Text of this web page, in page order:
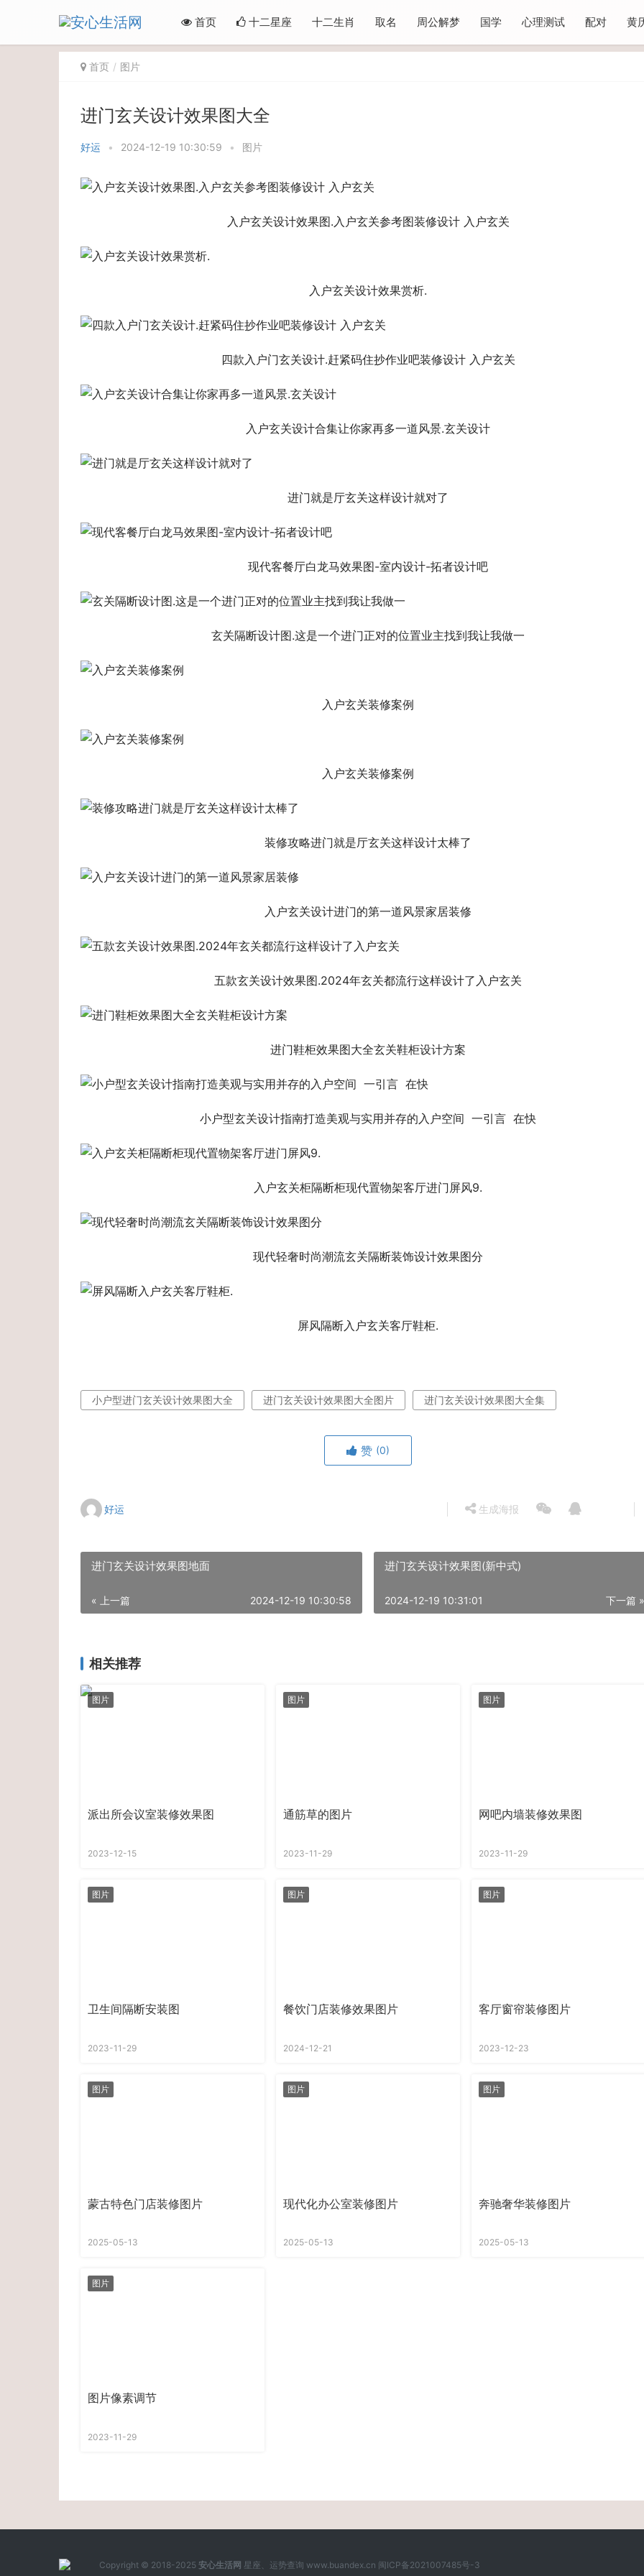
首页 十二星座 十二生肖 取名 周公解梦 国学 心理测试 配对 黄
首页 图片
进门玄关设计效果图大全
好运 • 2024-12-19 10:30:59 • 图片
入户玄关设计效果图.入户玄关参考图装修设计 入户玄关
入户玄关设计效果赏析.
四款入户门玄关设计.赶紧码住抄作业吧装修设计 入户玄关
入户玄关设计合集让你家再多一道风景.玄关设计
进门就是厅玄关这样设计就对了
现代客餐厅白龙马效果图-室内设计-拓者设计吧
玄关隔断设计图.这是一个进门正对的位置业主找到我让我做一
入户玄关装修案例
入户玄关装修案例
装修攻略进门就是厅玄关这样设计太棒了
入户玄关设计进门的第一道风景家居装修
五款玄关设计效果图.2024年玄关都流行这样设计了入户玄关
进门鞋柜效果图大全玄关鞋柜设计方案
小户型玄关设计指南打造美观与实用并存的入户空间  一引言  在快
入户玄关柜隔断柜现代置物架客厅进门屏风9.
现代轻奢时尚潮流玄关隔断装饰设计效果图分
屏风隔断入户玄关客厅鞋柜.
小户型进门玄关设计效果图大全 进门玄关设计效果图大全图片 进门玄关设计效果图大全集
赞 (0)
好运 生成海报
进门玄关设计效果图地面
« 上一篇 2024-12-19 10:30:58
进门玄关设计效果图(新中式)
下一篇 »
2024-12-19 10:31:01
相关推荐
图片
派出所会议室装修效果图
2023-12-15
图片
通筋草的图片
2023-11-29
图片
网吧内墙装修效果图
2023-11-29
图片
卫生间隔断安装图
2023-11-29
图片
餐饮门店装修效果图片
2024-12-21
图片
客厅窗帘装修图片
2023-12-23
图片
蒙古特色门店装修图片
2025-05-13
图片
现代化办公室装修图片
2025-05-13
图片
奔驰奢华装修图片
2025-05-13
图片
图片像素调节
2023-11-29
Copyright © 2018-2025 安心生活网 星座、运势查询 www.buandex.cn 闽ICP备2021007485号-3